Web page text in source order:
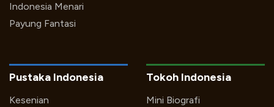
Indonesia Menari
Payung Fantasi
Pustaka Indonesia
Kesenian
Tokoh Indonesia
Mini Biografi